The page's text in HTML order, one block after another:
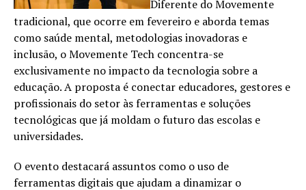
Diferente do Movemente
tradicional, que ocorre em fevereiro e aborda temas
como saúde mental, metodologias inovadoras e
inclusão, o Movemente Tech concentra-se
exclusivamente no impacto da tecnologia sobre a
educação. A proposta é conectar educadores, gestores e
profissionais do setor às ferramentas e soluções
tecnológicas que já moldam o futuro das escolas e
universidades.
O evento destacará assuntos como o uso de
ferramentas digitais que ajudam a dinamizar o